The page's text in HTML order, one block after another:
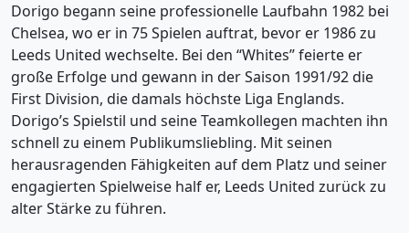
Dorigo begann seine professionelle Laufbahn 1982 bei
Chelsea, wo er in 75 Spielen auftrat, bevor er 1986 zu
Leeds United wechselte. Bei den “Whites” feierte er
große Erfolge und gewann in der Saison 1991/92 die
First Division, die damals höchste Liga Englands.
Dorigo’s Spielstil und seine Teamkollegen machten ihn
schnell zu einem Publikumsliebling. Mit seinen
herausragenden Fähigkeiten auf dem Platz und seiner
engagierten Spielweise half er, Leeds United zurück zu
alter Stärke zu führen.